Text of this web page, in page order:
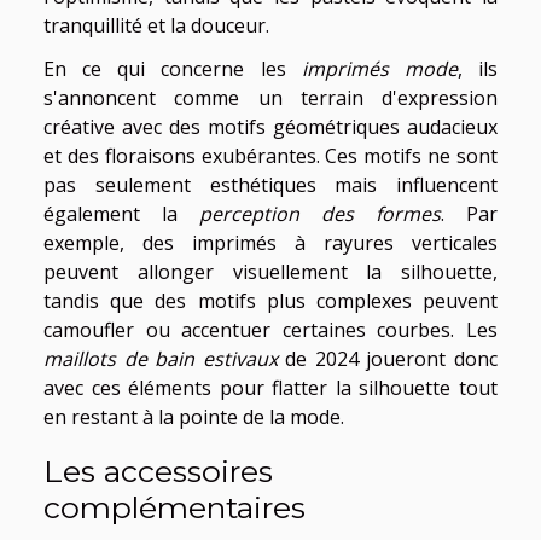
tranquillité et la douceur.
En ce qui concerne les imprimés mode, ils
s'annoncent comme un terrain d'expression
créative avec des motifs géométriques audacieux
et des floraisons exubérantes. Ces motifs ne sont
pas seulement esthétiques mais influencent
également la perception des formes. Par
exemple, des imprimés à rayures verticales
peuvent allonger visuellement la silhouette,
tandis que des motifs plus complexes peuvent
camoufler ou accentuer certaines courbes. Les
maillots de bain estivauxde 2024 joueront donc
avec ces éléments pour flatter la silhouette tout
en restant à la pointe de la mode.
Les accessoires
complémentaires